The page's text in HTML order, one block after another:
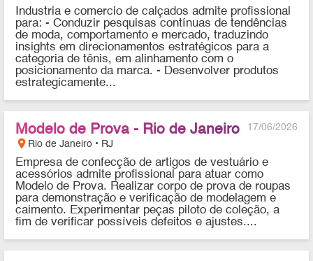
Industria e comercio de calçados admite profissional
para: - Conduzir pesquisas contínuas de tendências
de moda, comportamento e mercado, traduzindo
insights em direcionamentos estratégicos para a
categoria de tênis, em alinhamento com o
posicionamento da marca. - Desenvolver produtos
estrategicamente...
17/06/2026
Modelo de Prova - Rio de Janeiro
location_on Rio de Janeiro • RJ
Empresa de confecção de artigos de vestuário e
acessórios admite profissional para atuar como
Modelo de Prova. Realizar corpo de prova de roupas
para demonstração e verificação de modelagem e
caimento. Experimentar peças piloto de coleção, a
fim de verificar possíveis defeitos e ajustes....